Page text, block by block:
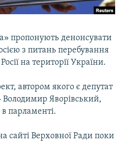
пропонують денонсувати
з питань перебування
на території України.
автором якого є депутат
Володимир Яворівський,
в парламенті.
сайті Верховної Ради поки